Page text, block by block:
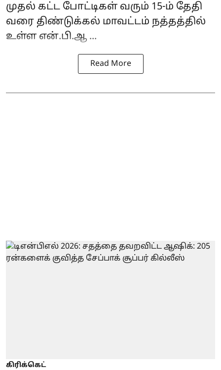
முதல் கட்ட போட்டிகள் வரும் 15-ம் தேதி
வரை திண்டுக்கல் மாவட்டம் நத்தத்தில்
உள்ள என்.பி.ஆ ...
Read More
கிரிக்கெட்